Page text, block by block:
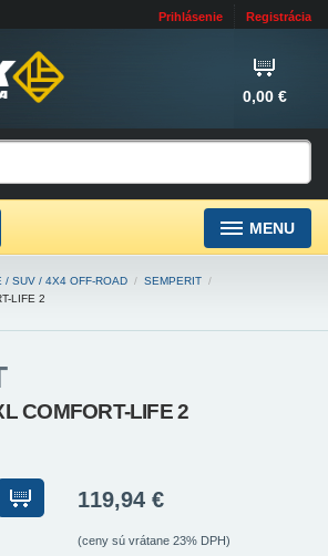
Prihlásenie Registrácia
0,00 €
MENU
/ SUV / 4X4 OFF-ROAD / SEMPERIT /
LIFE 2
COMFORT-LIFE 2
119,94 €
(ceny sú vrátane 23% DPH)